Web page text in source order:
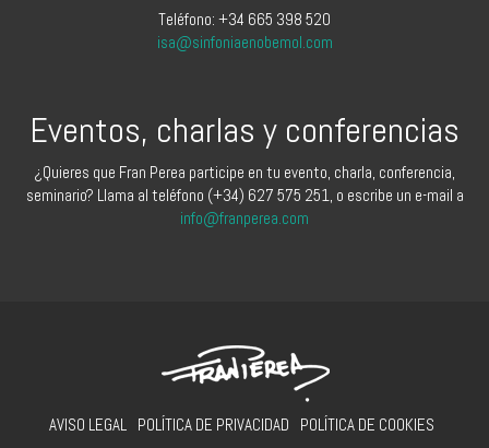
Teléfono: +34 665 398 520
isa@sinfoniaenobemol.com
Eventos, charlas y conferencias
¿Quieres que Fran Perea participe en tu evento, charla, conferencia,
seminario? Llama al teléfono (+34) 627 575 251, o escribe un e-mail a
info@franperea.com
AVISO LEGAL POLÍTICA DE PRIVACIDAD POLÍTICA DE COOKIES